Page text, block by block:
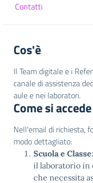
Contatti
Cos'è
Il Team digitale e i
canale di assistenza
aule e nei laboratori.
Come si
Nell'email di richiesta,
modo dettagliato:
Scuola e Classe
il laboratorio in
che necessita